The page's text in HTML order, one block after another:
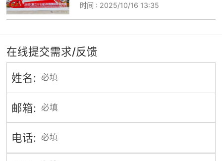
时间 : 2025/10/16 13:35
在线提交需求/反馈
姓名:
邮箱:
电话: